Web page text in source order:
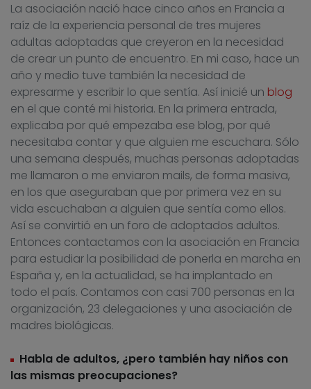
La asociación nació hace cinco años en Francia a
raíz de la experiencia personal de tres mujeres
adultas adoptadas que creyeron en la necesidad
de crear un punto de encuentro. En mi caso, hace un
año y medio tuve también la necesidad de
expresarme y escribir lo que sentía. Así inicié un blog
en el que conté mi historia. En la primera entrada,
explicaba por qué empezaba ese blog, por qué
necesitaba contar y que alguien me escuchara. Sólo
una semana después, muchas personas adoptadas
me llamaron o me enviaron mails, de forma masiva,
en los que aseguraban que por primera vez en su
vida escuchaban a alguien que sentía como ellos.
Así se convirtió en un foro de adoptados adultos.
Entonces contactamos con la asociación en Francia
para estudiar la posibilidad de ponerla en marcha en
España y, en la actualidad, se ha implantado en
todo el país. Contamos con casi 700 personas en la
organización, 23 delegaciones y una asociación de
madres biológicas.
Habla de adultos, ¿pero también hay niños con
las mismas preocupaciones?